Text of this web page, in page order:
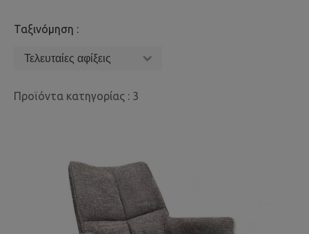
Ταξινόμηση :
Προϊόντα κατηγορίας : 3